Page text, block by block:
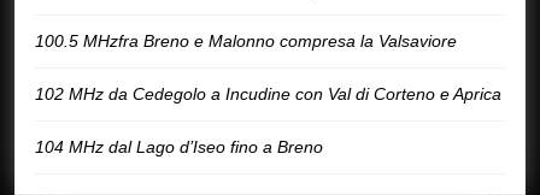
100.5 MHzfra Breno e Malonno compresa la Valsaviore
102 MHz da Cedegolo a Incudine con Val di Corteno e Aprica
104 MHz dal Lago d’Iseo fino a Breno